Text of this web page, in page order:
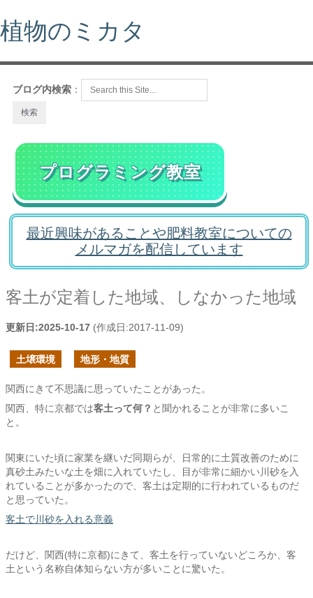
植物のミカタ
ブログ内検索 ：
プログラミング教室
最近興味があることや肥料教室についての
メルマガを配信しています
客土が定着した地域、しなかった地域
更新日:2025-10-17 (作成日:2017-11-09)
土壌環境 地形・地質
関西にきて不思議に思っていたことがあった。
関西、特に京都では客土って何？ と聞かれることが非常に多いこ
と。
関東にいた頃に家業を継いだ同期らが、日常的に土質改善のために
真砂土みたいな土を畑に入れていたし、目が非常に細かい川砂を入
れていることが多かったので、客土は定期的に行われているものだ
と思っていた。
客土で川砂を入れる意義
だけど、関西(特に京都)にきて、客土を行っていないどころか、客
土という名称自体知らない方が多いことに驚いた。